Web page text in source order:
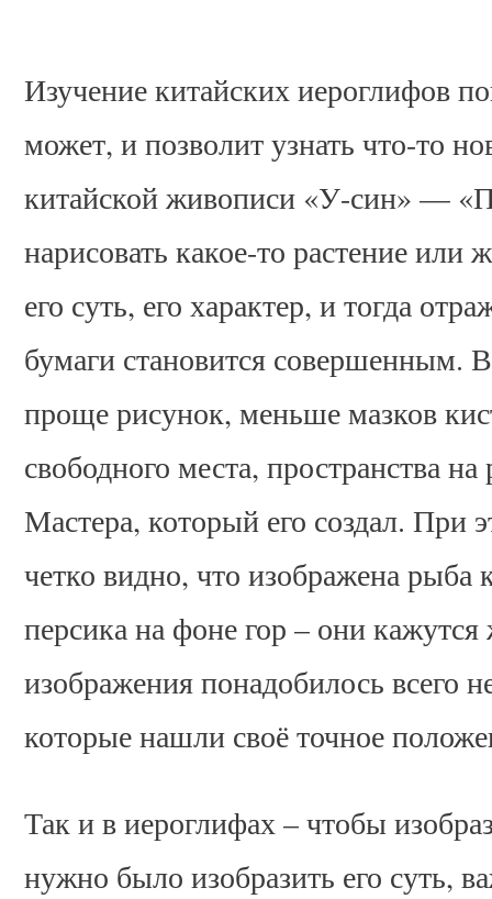
Изучение китайских иероглифов
может, и позволит узнать что-то
китайской живописи «У-син» —
нарисовать какое-то растение
его суть, его характер, и тогда
бумаги становится совершенным.
проще рисунок, меньше мазков
свободного места, пространства
Мастера, который его создал. При
четко видно, что изображена рыба
персика на фоне гор – они
изображения понадобилось всего
которые нашли своё точное
Так и в иероглифах – чтобы
нужно было изобразить его суть,